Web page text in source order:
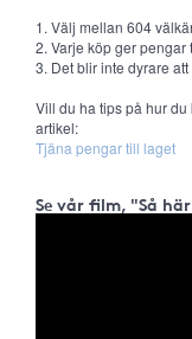
1. Välj mellan 604
2. Varje köp ger
3. Det blir inte dyrare
Vill du ha tips på hur
artikel:
Tjäna pengar till laget
Se vår film, "Så